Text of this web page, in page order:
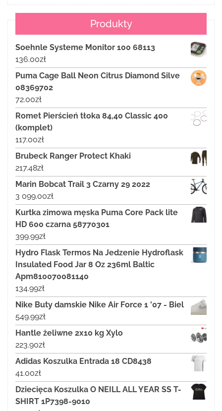
Produkty
Soehnle Systeme Monitor 100 68113
136.00zł
Puma Cage Ball Neon Citrus Diamond Silve
08369702
72.00zł
Romet Pierścień tłoka 84,40 Classic 400
(komplet)
117.00zł
Brubeck Ranger Protect Khaki
217.48zł
Marin Bobcat Trail 3 Czarny 29 2022
3 099.00zł
Kurtka zimowa męska Puma Core Pack lite
HD 600 czarna 58770301
399.99zł
Hydro Flask Termos Na Jedzenie Hydroflask
Insulated Food Jar 8 Oz 236ml Baltic
Apm810070081140
134.99zł
Nike Buty damskie Nike Air Force 1 '07 - Biel
549.99zł
Hantle żeliwne 2x10 kg Xylo
223.90zł
Adidas Koszulka Entrada 18 CD8438
41.00zł
Dziecięca Koszulka O NEILL ALL YEAR SS T-
SHIRT 1P7398-9010